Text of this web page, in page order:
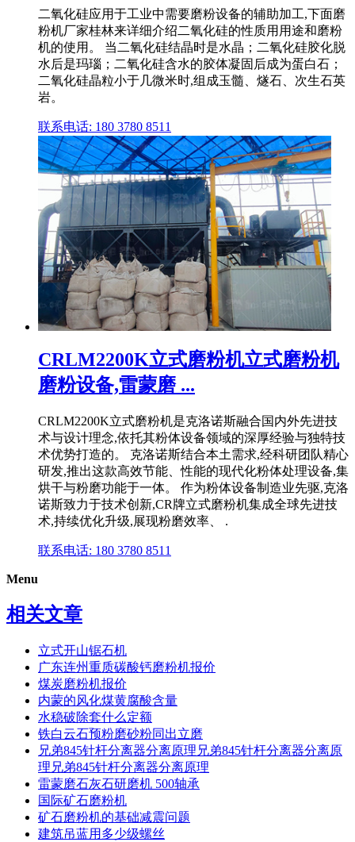
二氧化硅应用于工业中需要磨粉设备的辅助加工,下面磨
粉机厂家桂林来详细介绍二氧化硅的性质用用途和磨粉
机的使用。 当二氧化硅结晶时是水晶；二氧化硅胶化脱
水后是玛瑙；二氧化硅含水的胶体凝固后成为蛋白石；
二氧化硅晶粒小于几微米时,组成玉髓、燧石、次生石英
岩。
联系电话: 180 3780 8511
CRLM2200K立式磨粉机立式磨粉机
磨粉设备,雷蒙磨 ...
CRLM2200K立式磨粉机是克洛诺斯融合国内外先进技
术与设计理念,依托其粉体设备领域的深厚经验与独特技
术优势打造的。 克洛诺斯结合本土需求,经科研团队精心
研发,推出这款高效节能、性能的现代化粉体处理设备,集
烘干与粉磨功能于一体。 作为粉体设备制造业先驱,克洛
诺斯致力于技术创新,CR牌立式磨粉机集成全球先进技
术,持续优化升级,展现粉磨效率、 .
联系电话: 180 3780 8511
Menu
相关文章
立式开山锯石机
广东连州重质碳酸钙磨粉机报价
煤炭磨粉机报价
内蒙的风化煤黄腐酸含量
水稳破除套什么定额
铁白云石预粉磨砂粉同出立磨
兄弟845针杆分离器分离原理兄弟845针杆分离器分离原
理兄弟845针杆分离器分离原理
雷蒙磨石灰石研磨机 500轴承
国际矿石磨粉机
矿石磨粉机的基础减震问题
建筑吊蓝用多少级螺丝